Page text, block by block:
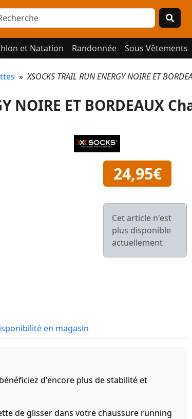
et Natation Randonnée Sous Vêtements
»XSOCKS TRAIL RUN ENERGY NOIRE ET
NOIRE ET BORDEAUX
24,95€
Cet article n'est
plus disponible
actuellement
en magasin
d'encore plus de stabilité et
de glisser dans votre chaussure running